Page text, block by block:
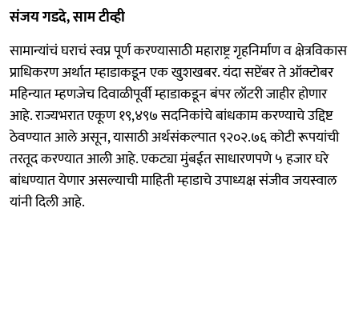
संजय गडदे, साम टीव्ही
सामान्यांचं घराचं स्वप्न पूर्ण करण्यासाठी महाराष्ट्र गृहनिर्माण व क्षेत्रविकास
प्राधिकरण अर्थात म्हाडाकडून एक खुशखबर. यंदा सप्टेंबर ते ऑक्टोबर
महिन्यात म्हणजेच दिवाळीपूर्वी म्हाडाकडून बंपर लॉटरी जाहीर होणार
आहे. राज्यभरात एकूण १९,४९७ सदनिकांचे बांधकाम करण्याचे उद्दिष्ट
ठेवण्यात आले असून, यासाठी अर्थसंकल्पात ९२०२.७६ कोटी रूपयांची
तरतूद करण्यात आली आहे. एकट्या मुंबईत साधारणपणे ५ हजार घरे
बांधण्यात येणार असल्याची माहिती म्हाडाचे उपाध्यक्ष संजीव जयस्वाल
यांनी दिली आहे.